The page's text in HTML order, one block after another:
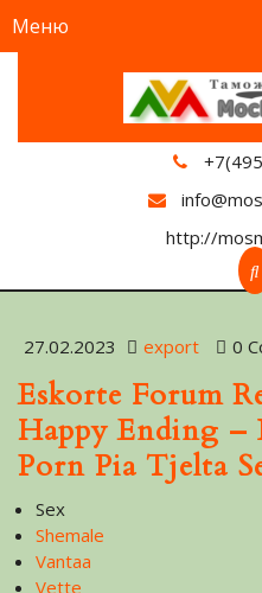
Меню
http://
27.02.2023 export 0
Eskorte Forum
Happy Ending
Porn Pia Tjelta
Sex
Shemale
Vantaa
Vette